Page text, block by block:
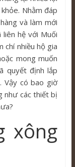
Nhằm đáp
và làm mới
hệ với Muối
chí nhiều hộ gia
mong muốn
quyết định lắp
Vậy có bao giờ
như các thiết bị
xông